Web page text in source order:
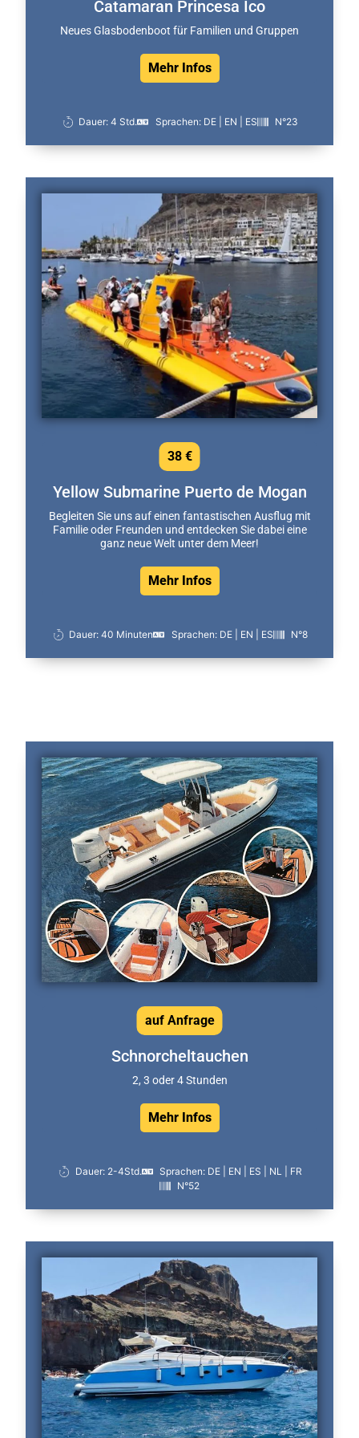
Catamaran Princesa Ico
Neues Glasbodenboot für Familien und Gruppen
Mehr Infos
Dauer: 4 Std. Sprachen: DE | EN | ES N°23
Yellow Submarine Puerto de Mogan
Begleiten Sie uns auf einen fantastischen Ausflug mit
Familie oder Freunden und entdecken Sie dabei eine
ganz neue Welt unter dem Meer!
Mehr Infos
38 €
Dauer: 40 Minuten Sprachen: DE | EN | ES N°8
Schnorcheltauchen
2, 3 oder 4 Stunden
Mehr Infos
auf Anfrage
Dauer: 2-4Std.
Sprachen: DE | EN | ES | NL | FR
N°52